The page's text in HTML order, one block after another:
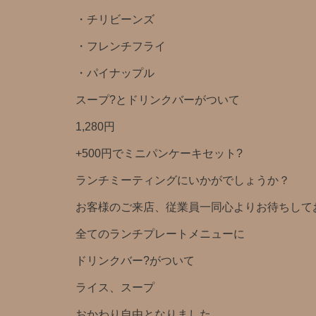
・チリビーンズ
・フレンチフライ
・パイナップル
スープ?とドリンクバー️がついて
1,280円️
+500円でミニパンケーキセット?
ランチミーティングにいかがでしょうか？
お客様のご来店、従業員一同心よりお待ちして
全てのランチプレートメニューに
ドリンクバー?がついて
ライス、スープ